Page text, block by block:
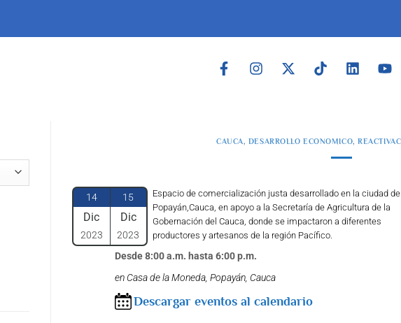
CAUCA, DESARROLLO ECONOMICO,
14
Dic
2023
15
Dic
2023
Espacio de comercialización justa desarrollado en la ciudad de
Popayán,Cauca, en apoyo a la Secretaría de Agricultura de la
Gobernación del Cauca, donde se impactaron a diferentes
productores y artesanos de la región Pacífico.
Desde 8:00 a.m. hasta 6:00 p.m.
en Casa de la Moneda, Popayán, Cauca
Descargar eventos al calendario